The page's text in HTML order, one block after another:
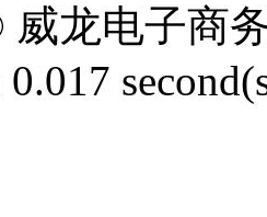
威龙电子商
0.017